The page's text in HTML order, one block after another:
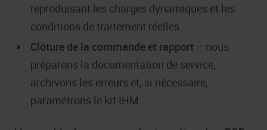
reproduisant les charges dynamiques et les
conditions de traitement réelles.
Clôture de la commande et rapport – nous
préparons la documentation de service,
archivons les erreurs et, si nécessaire,
paramétrons le kit IHM.